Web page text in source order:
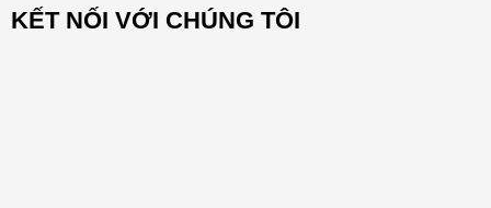
KẾT NỐI VỚI CHÚNG TÔI